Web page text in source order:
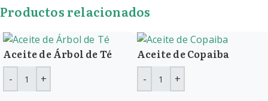
Productos relacionados
Aceite de Árbol de Té Aceite de Copaiba